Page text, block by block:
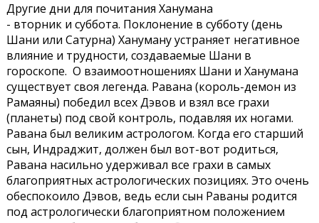
Другие дни для почитания Ханумана
- вторник и суббота. Поклонение в субботу (день
Шани или Сатурна) Хануману устраняет негативное
влияние и трудности, создаваемые Шани в
гороскопе. О взаимоотношениях Шани и Ханумана
существует своя легенда. Равана (король-демон из
Рамаяны) победил всех Дэвов и взял все грахи
(планеты) под свой контроль, подавляя их ногами.
Равана был великим астрологом. Когда его старший
сын, Индраджит, должен был вот-вот родиться,
Равана насильно удерживал все грахи в самых
благоприятных астрологических позициях. Это очень
обеспокоило Дэвов, ведь если сын Раваны родится
под астрологически благоприятном положением